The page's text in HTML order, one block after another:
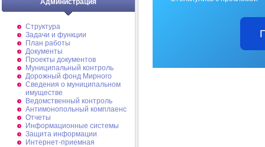
Администрация
Структура
Задачи и функции
План работы
Документы
Проекты документов
Муниципальный контроль
Дорожный фонд Мирного
Cведения о муниципальном
имуществе
Ведомственный контроль
Антимонопольный комплаенс
Отчеты
Информационные системы
Защита информации
Интернет-приемная